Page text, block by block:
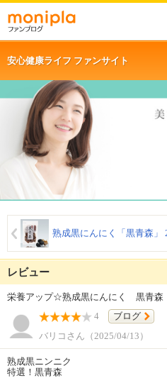
安心健康ライフ ファンサイト
熟成黒にんにく「黒青森」
レビュー
栄養アップ☆熟成黒にんにく 黒青森
4
ブログ
バリコさん（2025/04/13）
熟成黒ニンニク
特選！黒青森